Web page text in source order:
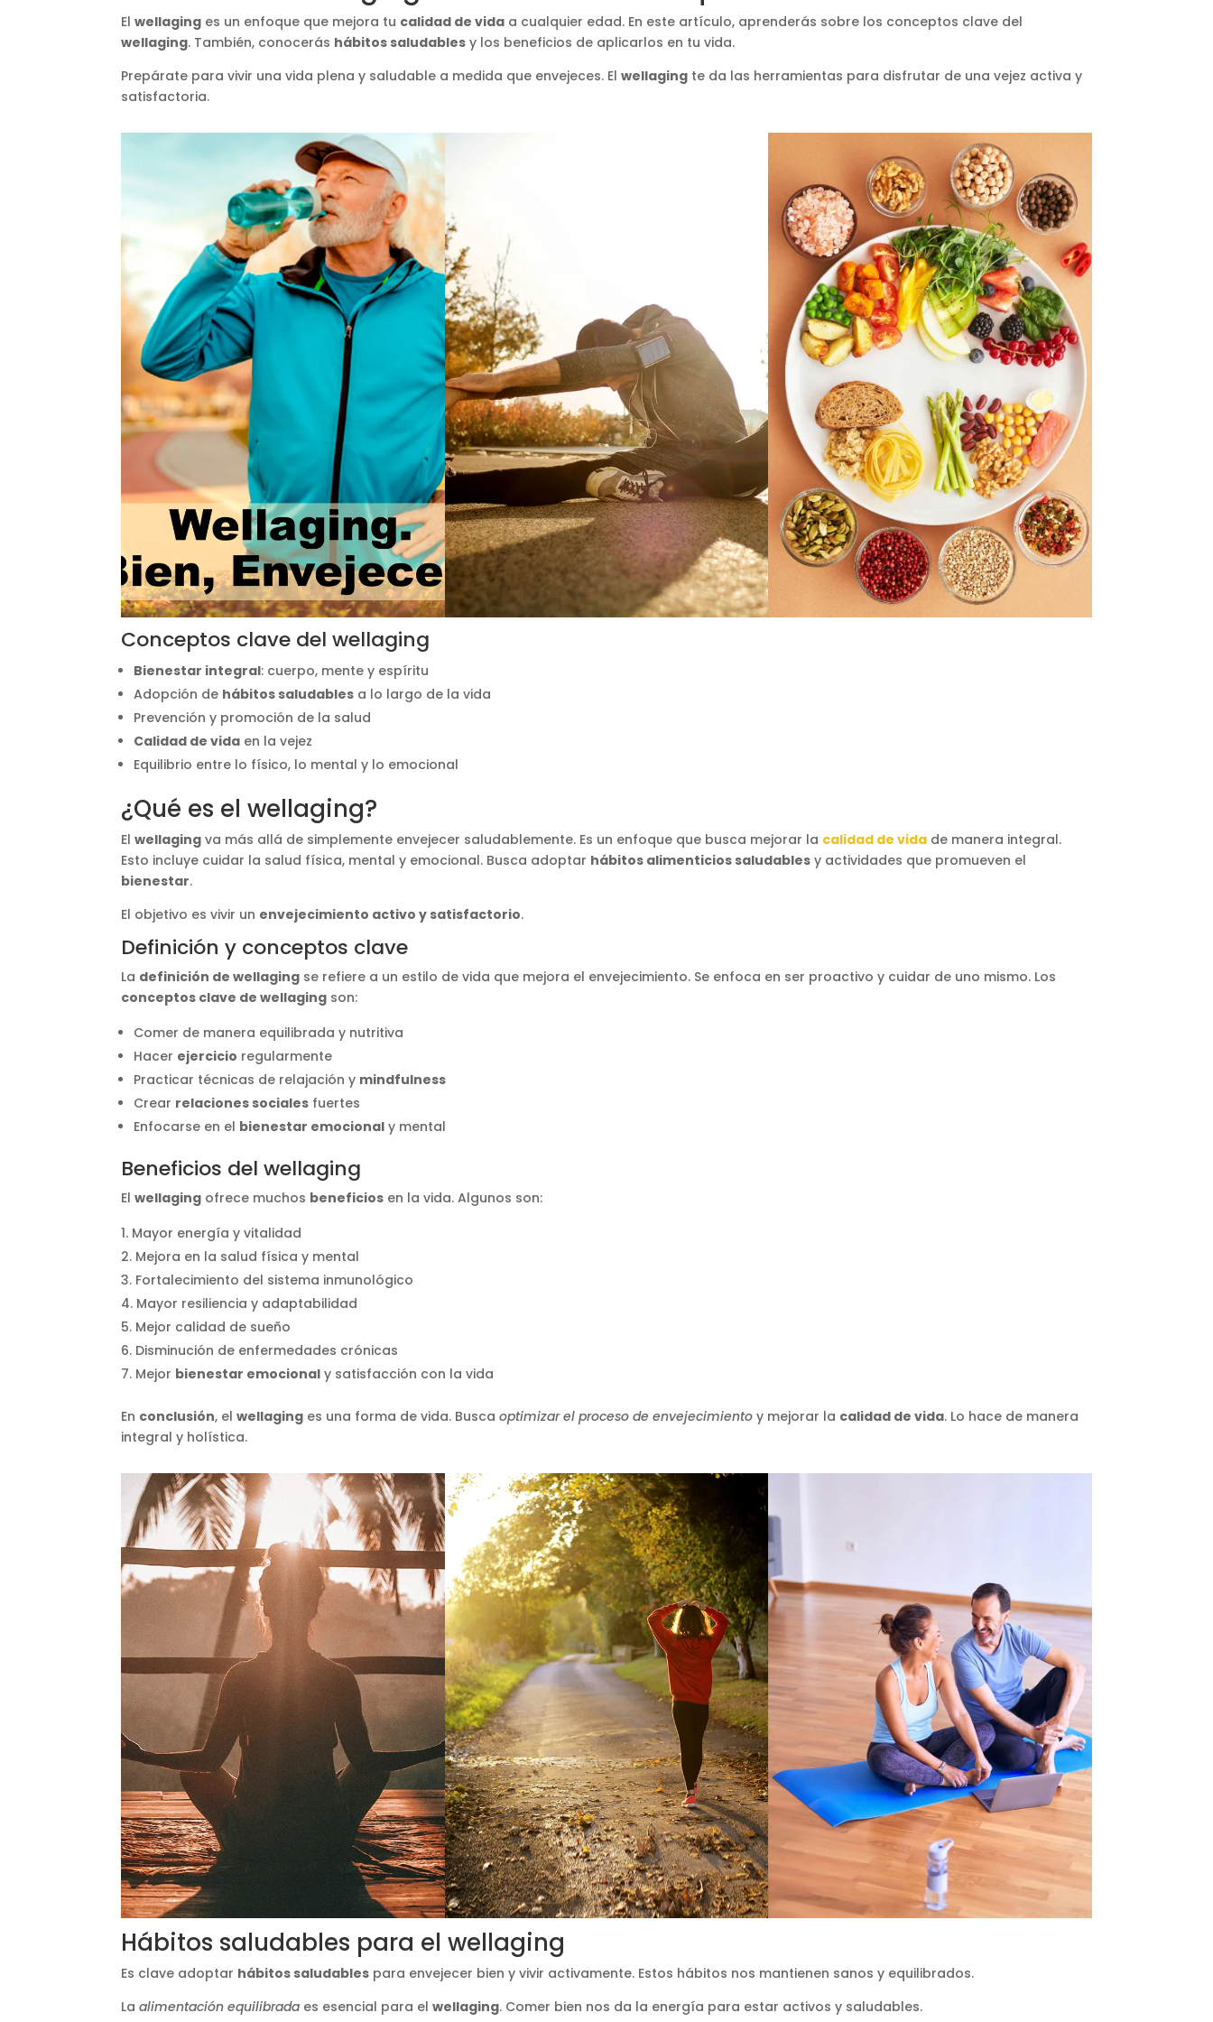
Elwellaging es un enfoque que mejora tu calidad de vida a cualquier edad. En este artículo, aprenderás sobre los conceptos clave del
wellaging. También, conocerás hábitos saludables y los beneficios de aplicarlos en tu vida.
Prepárate para vivir una vida plena y saludable a medida que envejeces. Elwellaging te da las herramientas para disfrutar de una vejez activa y
satisfactoria.
Conceptos clave del wellaging
Bienestar integral: cuerpo, mente y espíritu
Adopción de hábitos saludables a lo largo de la vida
Prevención y promoción de la salud
Calidad de vida en la vejez
Equilibrio entre lo físico, lo mental y lo emocional
¿Qué es el wellaging?
Elwellaging va más allá de simplemente envejecer saludablemente. Es un enfoque que busca mejorar la calidad de vida de manera integral.
Esto incluye cuidar la salud física, mental y emocional. Busca adoptar hábitos alimenticios saludables y actividades que promueven el
bienestar.
El objetivo es vivir un envejecimiento activo y satisfactorio.
Definición y conceptos clave
La definición de wellaging se refiere a un estilo de vida que mejora el envejecimiento. Se enfoca en ser proactivo y cuidar de uno mismo. Los
conceptos clave de wellaging son:
Comer de manera equilibrada y nutritiva
Hacer ejercicio regularmente
Practicar técnicas de relajación y mindfulness
Crear relaciones sociales fuertes
Enfocarse en el bienestar emocional y mental
Beneficios del wellaging
Elwellaging ofrece muchos beneficios en la vida. Algunos son:
Mayor energía y vitalidad
Mejora en la salud física y mental
Fortalecimiento del sistema inmunológico
Mayor resiliencia y adaptabilidad
Mejor calidad de sueño
Disminución de enfermedades crónicas
Mejor bienestar emocional y satisfacción con la vida
En conclusión, elwellaging es una forma de vida. Buscaoptimizar el proceso de envejecimiento y mejorar la calidad de vida. Lo hace de manera
integral y holística.
Hábitos saludables para el wellaging
Es clave adoptar hábitos saludables para envejecer bien y vivir activamente. Estos hábitos nos mantienen sanos y equilibrados.
Laalimentación equilibrada es esencial para elwellaging. Comer bien nos da la energía para estar activos y saludables.